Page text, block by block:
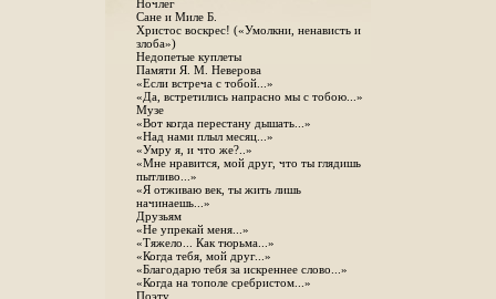
Ночлег
Сане и Миле Б.
Христос воскрес! («Умолкни, ненависть и
злоба»)
Недопетые куплеты
Памяти Я. М. Неверова
«Если встреча с тобой...»
«Да, встретились напрасно мы с тобою...»
Музе
«Вот когда перестану дышать...»
«Над нами плыл месяц...»
«Умру я, и что же?..»
«Мне нравится, мой друг, что ты глядишь
пытливо...»
«Я отживаю век, ты жить лишь
начинаешь...»
Друзьям
«Не упрекай меня...»
«Тяжело... Как тюрьма...»
«Когда тебя, мой друг...»
«Благодарю тебя за искреннее слово...»
«Когда на тополе сребристом...»
Поэту